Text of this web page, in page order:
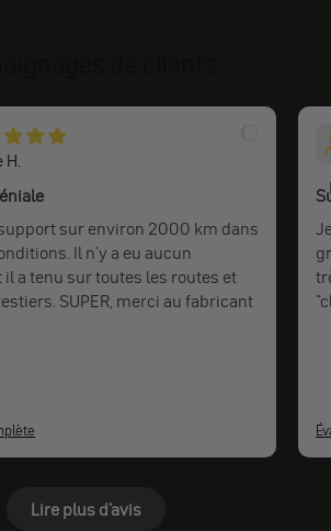
H.
sur environ 2000 km dans
n'y a eu aucun
a tenu sur toutes les routes et
SUPER, merci au fabricant
Lire plus d'avis